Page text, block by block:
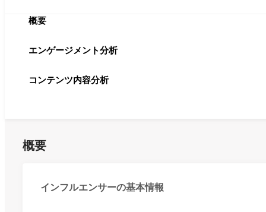
概要
エンゲージメント分析
コンテンツ内容分析
概要
インフルエンサーの基本情報